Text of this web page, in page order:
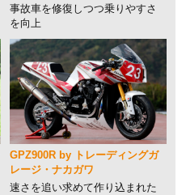
事故車を修復しつつ乗りやすさ
を向上
GPZ900R by トレーディングガ
レージ・ナカガワ
速さを追い求めて作り込まれた